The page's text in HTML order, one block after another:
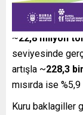
%21,7
öngörülüyor.
~22,8 milyon
seviyesinde
artışla ~228,3
mısırda ise
Kuru baklagiller